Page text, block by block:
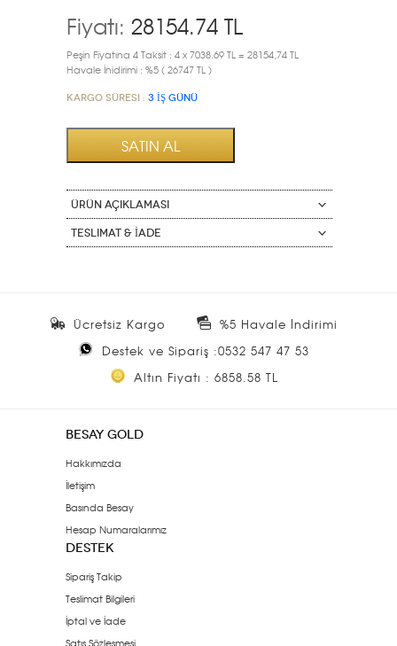
Fiyatı: 28154.74 TL
Peşin Fiyatına 4 Taksit : 4 x 7038.69 TL = 28154,74 TL
Havale İnidirimi : %5 ( 26747 TL )
Kargo Süresi : 3 İŞ GÜNÜ
ÜRÜN AÇIKLAMASI
Teslimat & İade
Ücretsiz Kargo
%5 Havale İndirimi
Destek ve Sipariş :0532 547 47 53
Altın Fiyatı : 6858.58 TL
BESAY GOLD
Hakkımızda
İletişim
Basında Besay
Hesap Numaralarımız
DESTEK
Sipariş Takip
Teslimat Bilgileri
İptal ve İade
Satış Sözleşmesi